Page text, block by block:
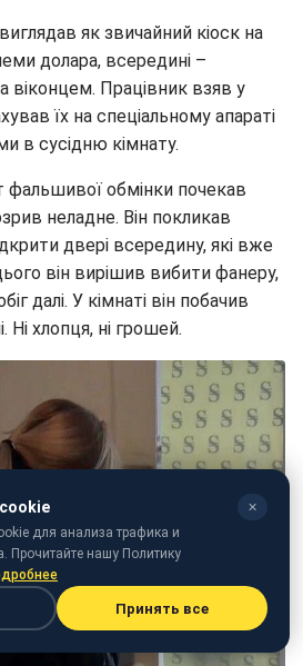
як звичайний кіоск на
долара, всередині –
віконцем. Працівник взяв у
їх на спеціальному апараті
в сусідню кімнату.
фальшивої обмінки почекав
неладне. Він покликав
двері всередину, які вже
він вирішив вибити фанеру,
далі. У кімнаті він побачив
Ні хлопця, ні грошей.
✕
для анализа трафика и
Прочитайте нашу Политику
Принять все